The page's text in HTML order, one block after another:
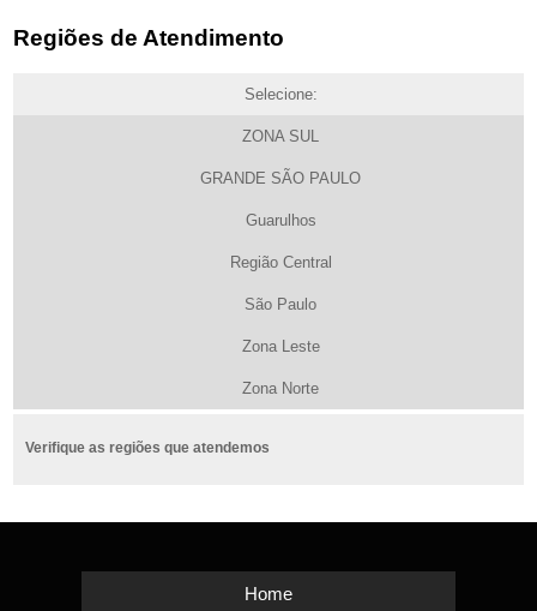
Regiões de Atendimento
Selecione:
ZONA SUL
GRANDE SÃO PAULO
Guarulhos
Região Central
São Paulo
Zona Leste
Zona Norte
Verifique as regiões que atendemos
Home